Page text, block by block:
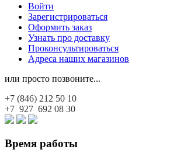
Войти
Зарегистрироваться
Оформить заказ
Узнать про доставку
Проконсультироваться
Адреса наших магазинов
или просто позвоните...
+7 (846) 212 50 10
+7 927 692 08 30
Время работы